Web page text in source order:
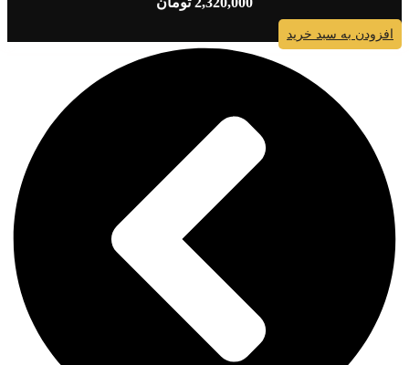
افزودن به سبد خرید